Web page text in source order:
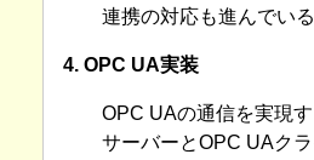
連携の対応も進んでい
4. OPC UA実装
OPC UAの通信を実現
サーバーとOPC UAク